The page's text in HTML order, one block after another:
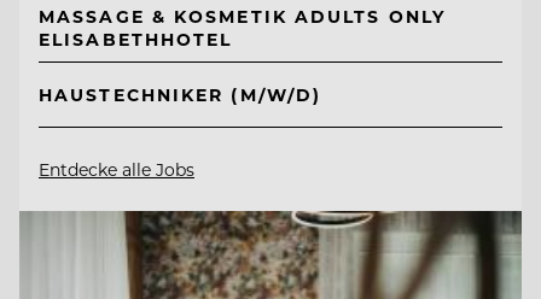
MASSAGE & KOSMETIK ADULTS ONLY
ELISABETHHOTEL
HAUSTECHNIKER (M/W/D)
Entdecke alle Jobs